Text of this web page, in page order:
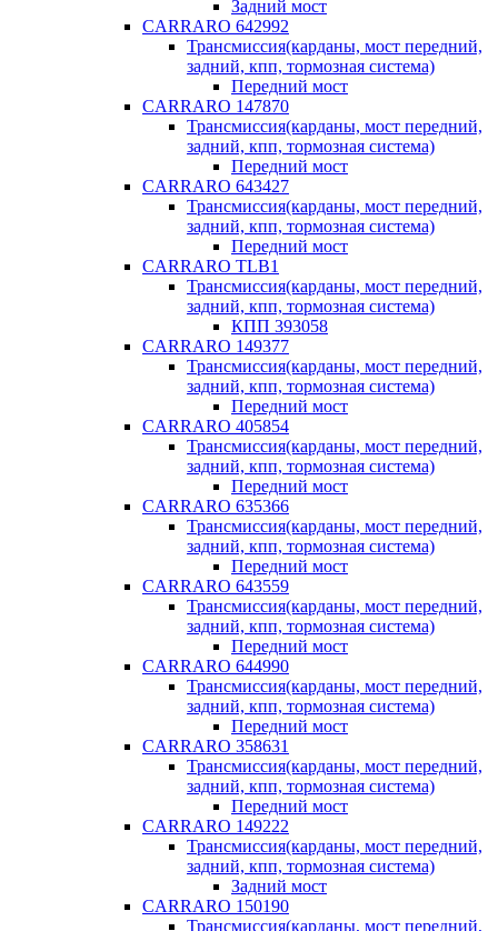
Задний мост
CARRARO 642992
Трансмиссия(карданы, мост передний,
задний, кпп, тормозная система)
Передний мост
CARRARO 147870
Трансмиссия(карданы, мост передний,
задний, кпп, тормозная система)
Передний мост
CARRARO 643427
Трансмиссия(карданы, мост передний,
задний, кпп, тормозная система)
Передний мост
CARRARO TLB1
Трансмиссия(карданы, мост передний,
задний, кпп, тормозная система)
КПП 393058
CARRARO 149377
Трансмиссия(карданы, мост передний,
задний, кпп, тормозная система)
Передний мост
CARRARO 405854
Трансмиссия(карданы, мост передний,
задний, кпп, тормозная система)
Передний мост
CARRARO 635366
Трансмиссия(карданы, мост передний,
задний, кпп, тормозная система)
Передний мост
CARRARO 643559
Трансмиссия(карданы, мост передний,
задний, кпп, тормозная система)
Передний мост
CARRARO 644990
Трансмиссия(карданы, мост передний,
задний, кпп, тормозная система)
Передний мост
CARRARO 358631
Трансмиссия(карданы, мост передний,
задний, кпп, тормозная система)
Передний мост
CARRARO 149222
Трансмиссия(карданы, мост передний,
задний, кпп, тормозная система)
Задний мост
CARRARO 150190
Трансмиссия(карданы, мост передний,